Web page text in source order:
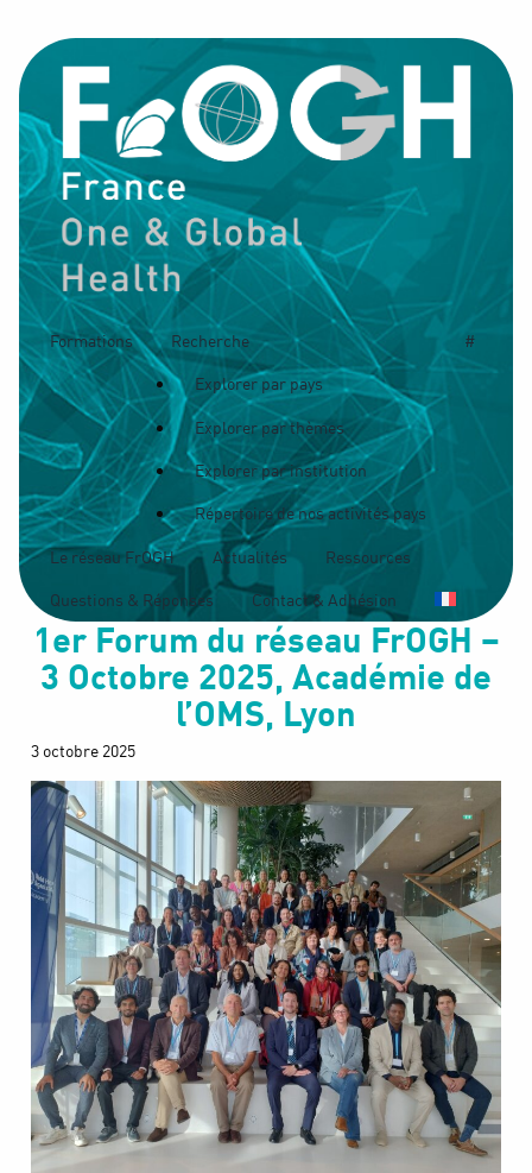
Formations Recherche
Explorer par pays
Explorer par thèmes
Explorer par institution
Répertoire de nos activités pays
#
Le réseau FrOGH Actualités Ressources
Questions & Réponses Contact & Adhésion
1er Forum du réseau FrOGH –
3 Octobre 2025, Académie de
l’OMS, Lyon
3 octobre 2025